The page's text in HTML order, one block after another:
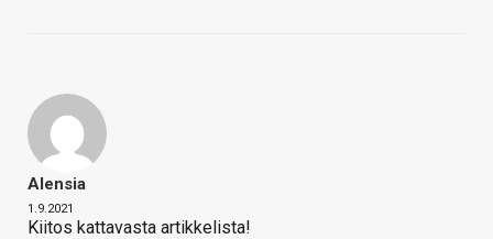
Alensia
1.9.2021
Kiitos kattavasta artikkelista!